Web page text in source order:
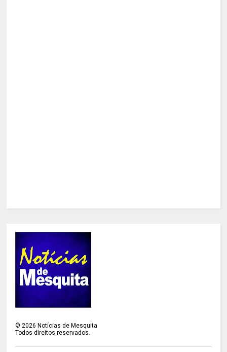
©2026 Notícias de Mesquita
Todos direitos reservados.